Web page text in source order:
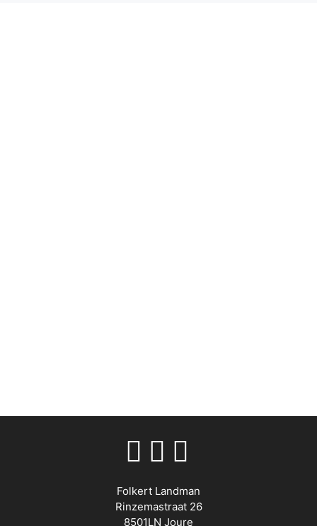
Folkert Landman
Rinzemastraat 26
8501LN Joure